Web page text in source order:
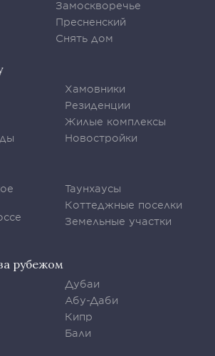
Замоскворечье
Пресненский
Снять дом
Хамовники
Резиденции
Жилые комплексы
Новостройки
Таунхаусы
Коттеджные поселки
Земельные участки
рубежом
Дубаи
Абу-Даби
Кипр
Бали